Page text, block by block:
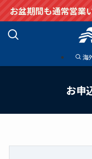
お盆期間も通常営業
海
お申